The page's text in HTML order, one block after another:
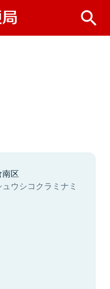
南区
ウシコクラミナミ